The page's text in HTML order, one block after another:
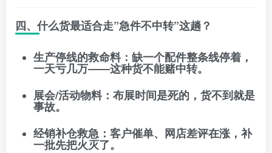
四、什么货最适合走”急件不中转”这趟？
生产停线的救命料：缺一个配件整条线停着，
一天亏几万——这种货不能赌中转。
展会/活动物料：布展时间是死的，货不到就是
事故。
经销补仓救急 ：客户催单、网店差评在涨，补
一批先把火灭了。